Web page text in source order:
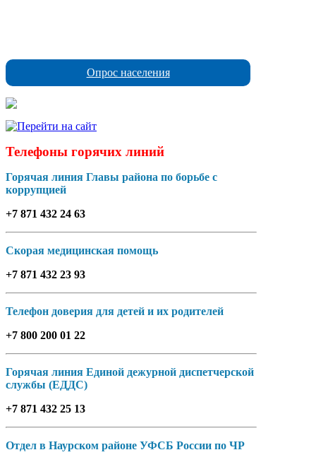
Опрос населения
Телефоны горячих линий
Горячая линия Главы района по борьбе с
коррупцией
+7 871 432 24 63
Скорая медицинская помощь
+7 871 432 23 93
Телефон доверия для детей и их родителей
+7 800 200 01 22
Горячая линия Единой дежурной диспетчерской
службы (ЕДДС)
+7 871 432 25 13
Отдел в Наурском районе УФСБ России по ЧР